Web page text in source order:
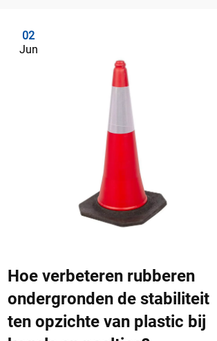
02
Jun
Hoe verbeteren rubberen
ondergronden de stabiliteit
ten opzichte van plastic bij